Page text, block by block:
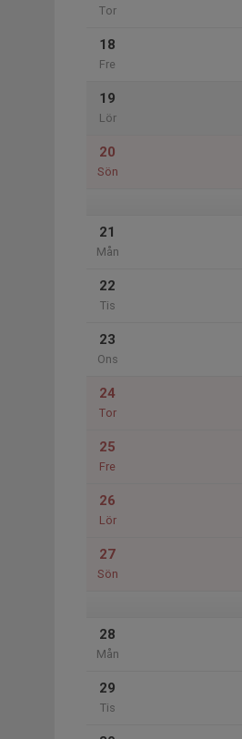
Tor
18
Fre
19
Lör
20
Sön
21
Mån
22
Tis
23
Ons
24
Tor
25
Fre
26
Lör
27
Sön
28
Mån
29
Tis